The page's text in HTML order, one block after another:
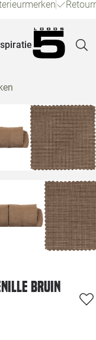
bruin